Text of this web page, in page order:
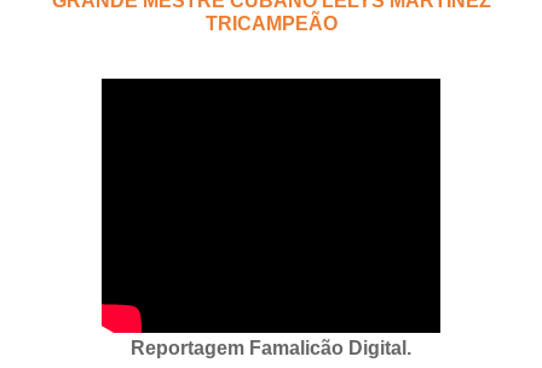
TRICAMPEÃO
Reportagem Famalicão Digital.